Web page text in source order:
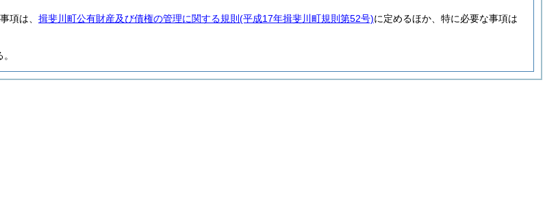
項は、 揖斐川町公有財産及び債権の管理に関する規則 (平成17年揖斐川町規則第52号)に定めるほか、特に必要な事項は